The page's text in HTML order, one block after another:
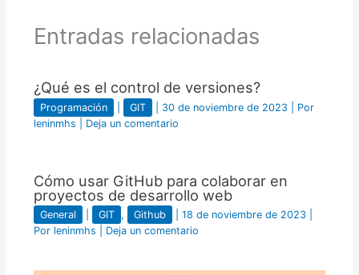
Entradas relacionadas
¿Qué es el control de versiones?
Programación GIT 30 de noviembre de 2023
| Por
leninmhs
Deja un comentario
Cómo usar GitHub para colaborar en
proyectos de desarrollo web
General GIT , Github 18 de noviembre de 2023
Por leninmhs Deja un comentario